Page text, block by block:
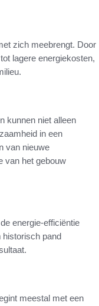
zich meebrengt. Door
lagere energiekosten,
kunnen niet alleen
in een
van nieuwe
van het gebouw
energie-efficiëntie
historisch pand
meestal met een